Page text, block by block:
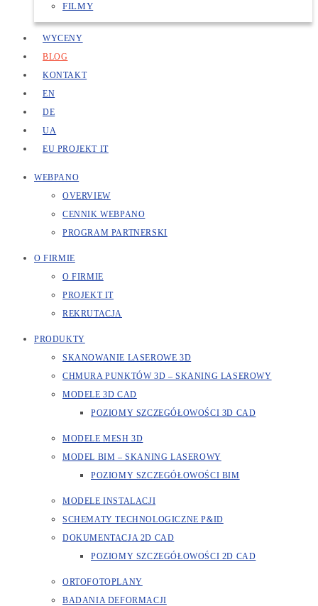
FILMY
WYCENY
BLOG
KONTAKT
EN
DE
UA
EU PROJEKT IT
WEBPANO
OVERVIEW
CENNIK WEBPANO
PROGRAM PARTNERSKI
O FIRMIE
O FIRMIE
PROJEKT IT
REKRUTACJA
PRODUKTY
SKANOWANIE LASEROWE 3D
CHMURA PUNKTÓW 3D – SKANING LASEROWY
MODELE 3D CAD
POZIOMY SZCZEGÓŁOWOŚCI 3D CAD
MODELE MESH 3D
MODEL BIM – SKANING LASEROWY
POZIOMY SZCZEGÓŁOWOŚCI BIM
MODELE INSTALACJI
SCHEMATY TECHNOLOGICZNE P&ID
DOKUMENTACJA 2D CAD
POZIOMY SZCZEGÓŁOWOŚCI 2D CAD
ORTOFOTOPLANY
BADANIA DEFORMACJI